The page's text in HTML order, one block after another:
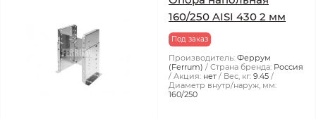
160/250 AISI 430 2 мм
Под заказ
Производитель: Феррум
(Ferrum)
Страна бренда: Россия
Акция: нет Вес, кг: 9.45
Диаметр внутр/наруж, мм:
160/250